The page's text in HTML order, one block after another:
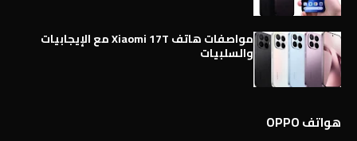
مواصفات هاتف Xiaomi 17T مع الإيجابيات
والسلبيات
هواتف OPPO